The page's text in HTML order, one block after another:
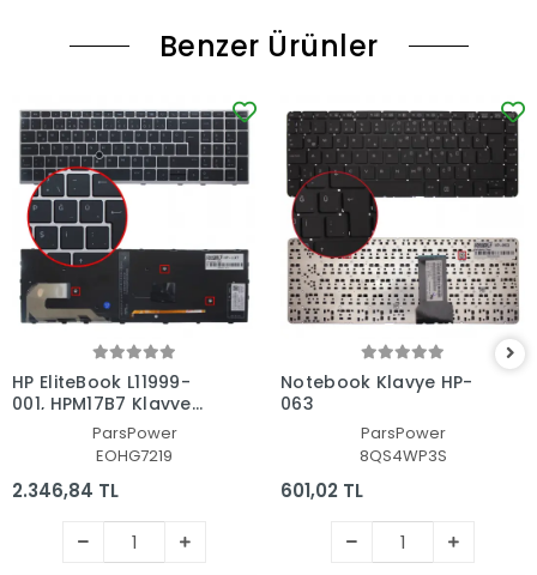
Benzer Ürünler
HP EliteBook L11999-
001, HPM17B7 Klavye
Işıklı (Siyah TR)
ParsPower
EOHG7219
2.346,84 TL
Notebook Klavye HP-
063
ParsPower
8QS4WP3S
601,02 TL